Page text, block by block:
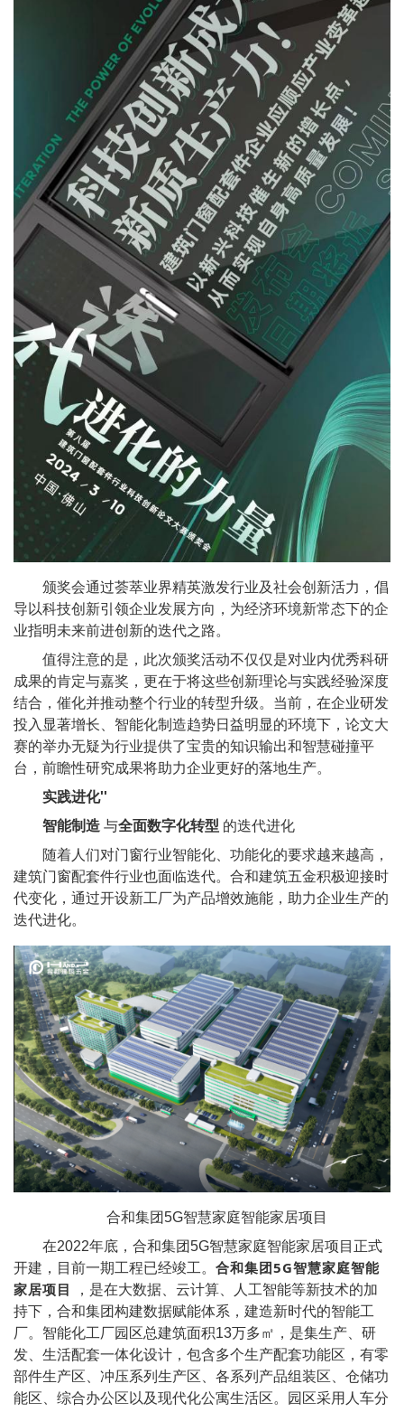
颁奖会通过荟萃业界精英激发行业及社会创新活力，倡
导以科技创新引领企业发展方向，为经济环境新常态下的企
业指明未来前进创新的迭代之路。
值得注意的是，此次颁奖活动不仅仅是对业内优秀科研
成果的肯定与嘉奖，更在于将这些创新理论与实践经验深度
结合，催化并推动整个行业的转型升级。当前，在企业研发
投入显著增长、智能化制造趋势日益明显的环境下，论文大
赛的举办无疑为行业提供了宝贵的知识输出和智慧碰撞平
台，前瞻性研究成果将助力企业更好的落地生产。
实践进化''
智能制造 与全面数字化转型 的迭代进化
随着人们对门窗行业智能化、功能化的要求越来越高，
建筑门窗配套件行业也面临迭代。合和建筑五金积极迎接时
代变化，通过开设新工厂为产品增效施能，助力企业生产的
迭代进化。
合和集团5G智慧家庭智能家居项目
在2022年底，合和集团5G智慧家庭智能家居项目正式
开建，目前一期工程已经竣工。 合和集团5G智慧家庭智能
家居项目
，是在大数据、云计算、人工智能等新技术的加
持下，合和集团构建数据赋能体系，建造新时代的智能工
厂。智能化工厂园区总建筑面积13万多㎡，是集生产、研
发、生活配套一体化设计，包含多个生产配套功能区，有零
部件生产区、冲压系列生产区、各系列产品组装区、仓储功
能区、综合办公区以及现代化公寓生活区。园区采用人车分